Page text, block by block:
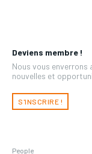
Deviens membre !
Nous vous enverrons
nouvelles et
S'INSCRIRE !
People